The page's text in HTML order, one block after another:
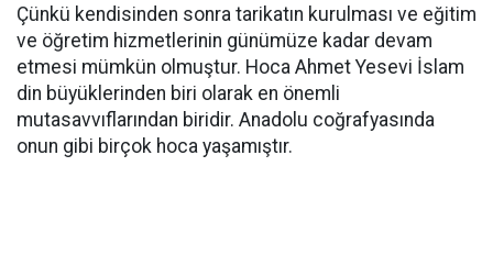
Çünkü kendisinden sonra tarikatın kurulması ve eğitim
ve öğretim hizmetlerinin günümüze kadar devam
etmesi mümkün olmuştur. Hoca Ahmet Yesevi İslam
din büyüklerinden biri olarak en önemli
mutasavvıflarından biridir. Anadolu coğrafyasında
onun gibi birçok hoca yaşamıştır.